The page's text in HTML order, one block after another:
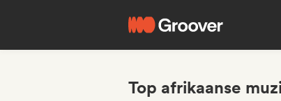
Top afrikaanse